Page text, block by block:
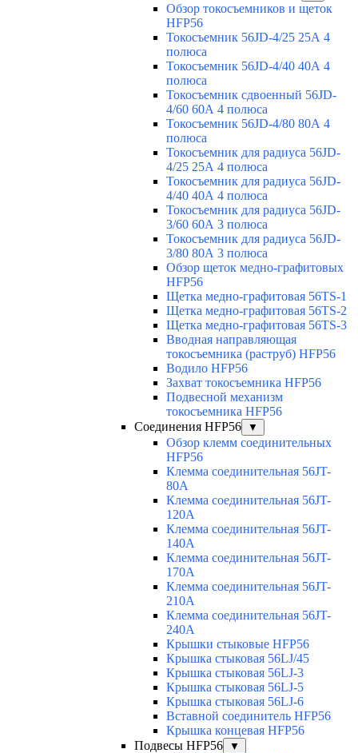
Обзор токосъемников и щеток
HFP56
Токосъемник 56JD-4/25 25А 4
полюса
Токосъемник 56JD-4/40 40А 4
полюса
Токосъемник сдвоенный 56JD-
4/60 60А 4 полюса
Токосъемник 56JD-4/80 80А 4
полюса
Токосъемник для радиуса 56JD-
4/25 25А 4 полюса
Токосъемник для радиуса 56JD-
4/40 40А 4 полюса
Токосъемник для радиуса 56JD-
3/60 60А 3 полюса
Токосъемник для радиуса 56JD-
3/80 80А 3 полюса
Обзор щеток медно-графитовых
HFP56
Щетка медно-графитовая 56TS-1
Щетка медно-графитовая 56TS-2
Щетка медно-графитовая 56TS-3
Вводная направляющая
токосъемника (раструб) HFP56
Водило HFP56
Захват токосъемника HFP56
Подвесной механизм
токосъемника HFP56
Соединения HFP56
▼
Обзор клемм соединительных
HFP56
Клемма соединительная 56JT-
80A
Клемма соединительная 56JT-
120A
Клемма соединительная 56JT-
140A
Клемма соединительная 56JT-
170A
Клемма соединительная 56JT-
210A
Клемма соединительная 56JT-
240A
Крышки стыковые HFP56
Крышка стыковая 56LJ/45
Крышка стыковая 56LJ-3
Крышка стыковая 56LJ-5
Крышка стыковая 56LJ-6
Вставной соединитель HFP56
Крышка концевая HFP56
Подвесы HFP56
▼